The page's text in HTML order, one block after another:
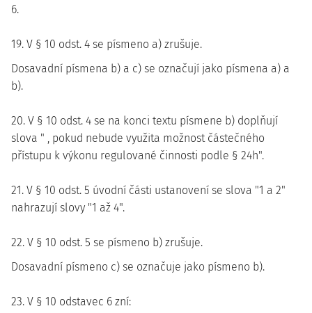
6.
19. V § 10 odst. 4 se písmeno a) zrušuje.
Dosavadní písmena b) a c) se označují jako písmena a) a
b).
20. V § 10 odst. 4 se na konci textu písmene b) doplňují
slova " , pokud nebude využita možnost částečného
přístupu k výkonu regulované činnosti podle § 24h".
21. V § 10 odst. 5 úvodní části ustanovení se slova "1 a 2"
nahrazují slovy "1 až 4".
22. V § 10 odst. 5 se písmeno b) zrušuje.
Dosavadní písmeno c) se označuje jako písmeno b).
23. V § 10 odstavec 6 zní: